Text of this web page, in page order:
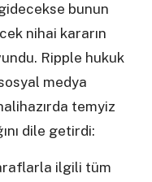
bunun
nihai kararın
Ripple hukuk
medya
temyiz
dile getirdi:
ilgili tüm